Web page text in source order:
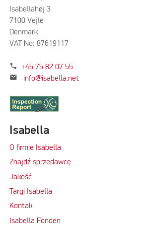
Isabellahøj 3
7100 Vejle
Denmark
VAT No: 87619117
phone +45 75 82 07 55
mail info@isabella.net
Isabella
O firmie Isabella
Znajdź sprzedawcę
Jakość
Targi Isabella
Kontak
Isabella Fonden